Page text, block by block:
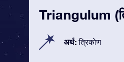
Triangulum
अर्थ:त्रिकोण